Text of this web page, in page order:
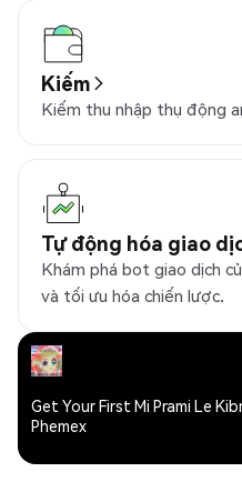
Kiếm
Kiếm thu nhập thụ động
Tự động hóa giao
Khám phá bot giao dịch
và tối ưu hóa chiến lược.
Get Your First Mi Prami Le
Phemex